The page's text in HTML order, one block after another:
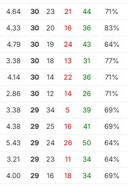
71%
44
21
23
30
4.64
83%
36
16
20
30
4.33
64%
43
24
19
30
4.79
77%
31
13
18
30
3.38
71%
36
22
14
30
4.14
71%
26
14
12
30
2.86
69%
39
5
34
29
3.38
69%
41
16
25
29
4.38
64%
50
26
24
29
5.43
64%
34
11
23
29
3.21
69%
34
18
16
29
4.00